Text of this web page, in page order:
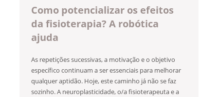
Como potencializar os efeitos
da fisioterapia? A robótica
ajuda
As repetições sucessivas, a motivação e o objetivo
específico continuam a ser essenciais para melhorar
qualquer aptidão. Hoje, este caminho já não se faz
sozinho. A neuroplasticidade, o/a fisioterapeuta e a